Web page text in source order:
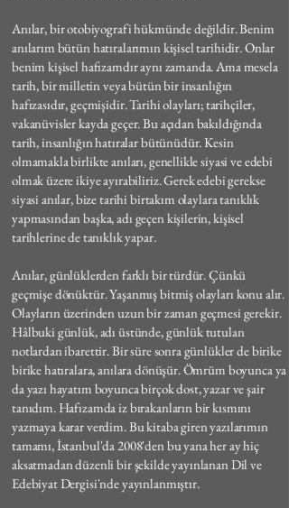
Anılar, bir otobiyografi hükmünde değildir. Benim
anılarım bütün hatıralarımın kişisel tarihidir. Onlar
benim kişisel hafızamdır aynı zamanda. Ama mesela
tarih, bir milletin veya bütün bir insanlığın
hafızasıdır, geçmişidir. Tarihi olayları; tarihçiler,
vakanüvisler kayda geçer. Bu açıdan bakıldığında
tarih, insanlığın hatıralar bütünüdür. Kesin
olmamakla birlikte anıları, genellikle siyasi ve edebi
olmak üzere ikiye ayırabiliriz. Gerek edebi gerekse
siyasi anılar, bize tarihi birtakım olaylara tanıklık
yapmasından başka, adı geçen kişilerin, kişisel
tarihlerine de tanıklık yapar.
Anılar, günlüklerden farklı bir türdür. Çünkü
geçmişe dönüktür. Yaşanmış bitmiş olayları konu alır.
Olayların üzerinden uzun bir zaman geçmesi gerekir.
Hâlbuki günlük, adı üstünde, günlük tutulan
notlardan ibarettir. Bir süre sonra günlükler de birike
birike hatıralara, anılara dönüşür. Ömrüm boyunca ya
da yazı hayatım boyunca birçok dost, yazar ve şair
tanıdım. Hafızamda iz bırakanların bir kısmını
yazmaya karar verdim. Bu kitaba giren yazılarımın
tamamı, İstanbul'da 2008'den bu yana her ay hiç
aksatmadan düzenli bir şekilde yayınlanan Dil ve
Edebiyat Dergisi'nde yayınlanmıştır.